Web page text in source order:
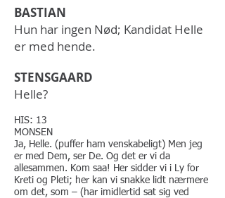
BASTIAN
Hun har ingen Nød; Kandidat Helle
er med hende.
STENSGAARD
Helle?
HIS: 13
MONSEN
Ja, Helle. (puffer ham venskabeligt) Men jeg
er med Dem, ser De. Og det er vi da
allesammen. Kom saa! Her sidder vi i Ly for
Kreti og Pleti; her kan vi snakke lidt nærmere
om det, som – (har imidlertid sat sig ved